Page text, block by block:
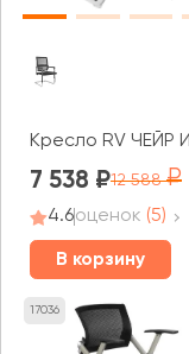
Кресло RV ЧЕЙР
7 538 12 588
4.6оценок (5)
В корзину
17036